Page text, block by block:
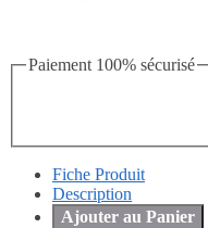
Paiement 100% sécurisé
Fiche Produit
Description
Ajouter au Panier